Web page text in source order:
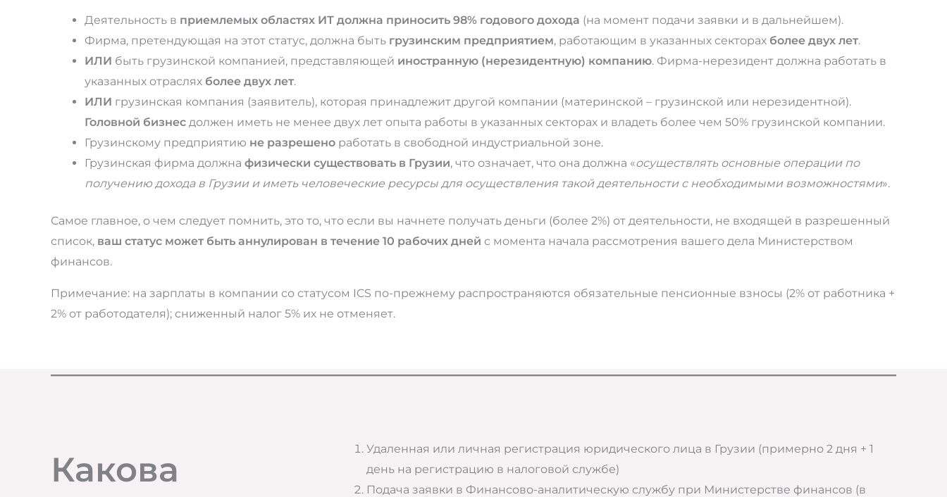
Деятельность в приемлемых областях ИТ должна приносить 98% годового дохода (на момент подачи заявки и в дальнейшем).
Фирма, претендующая на этот статус, должна быть грузинским предприятием, работающим в указанных секторах более двух лет.
ИЛИ быть грузинской компанией, представляющей иностранную (нерезидентную) компанию. Фирма-нерезидент должна работать в
указанных отраслях более двух лет.
ИЛИ грузинская компания (заявитель), которая принадлежит другой компании (материнской – грузинской или нерезидентной).
Головной бизнес должен иметь не менее двух лет опыта работы в указанных секторах и владеть более чем 50% грузинской компании.
Грузинскому предприятию не разрешено работать в свободной индустриальной зоне.
Грузинская фирма должна физически существовать в Грузии, что означает, что она должна «осуществлять основные операции по
получению дохода в Грузии и иметь человеческие ресурсы для осуществления такой деятельности с необходимыми возможностями».
Самое главное, о чем следует помнить, это то, что если вы начнете получать деньги (более 2%) от деятельности, не входящей в разрешенный
список, ваш статус может быть аннулирован в течение 10 рабочих дней с момента начала рассмотрения вашего дела Министерством
финансов.
Примечание: на зарплаты в компании со статусом ICS по-прежнему распространяются обязательные пенсионные взносы (2% от работника +
2% от работодателя); сниженный налог 5% их не отменяет.
Какова
Удаленная или личная регистрация юридического лица в Грузии (примерно 2 дня + 1
день на регистрацию в налоговой службе)
Подача заявки в Финансово-аналитическую службу при Министерстве финансов (в